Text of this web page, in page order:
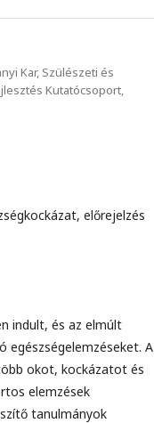
Kar, Szülészeti és
Kutatócsoport,
előrejelzés
indult, és az elmúlt
A
okot, kockázatot és
elemzések
tanulmányok